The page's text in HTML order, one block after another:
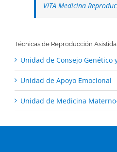
VITA Medicina
Técnicas de Reproducción Asistida
Unidad de Consejo Genético
Unidad de Apoyo Emocional
Unidad de Medicina